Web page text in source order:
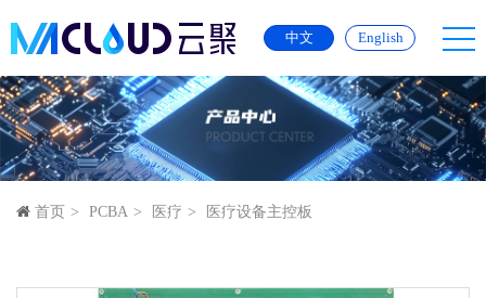
中文 English
首页 PCBA 医疗 医疗设备主控板